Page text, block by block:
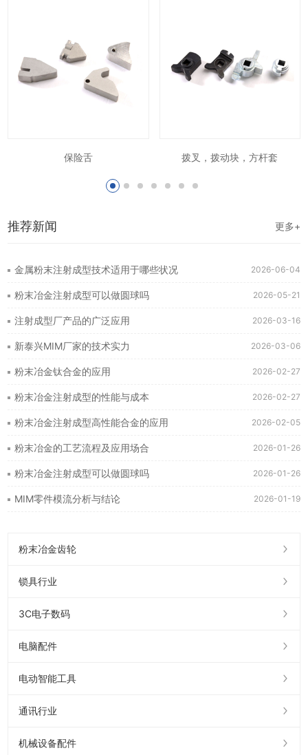
保险舌 拨叉，拨动块，方杆套
推荐新闻 更多+
2026-06-04
金属粉末注射成型技术适用于哪些状况
2026-05-21
粉末冶金注射成型可以做圆球吗
2026-03-16
注射成型厂产品的广泛应用
2026-03-06
新泰兴MIM厂家的技术实力
2026-02-27
粉末冶金钛合金的应用
2026-02-27
粉末冶金注射成型的性能与成本
2026-02-05
粉末冶金注射成型高性能合金的应用
2026-01-26
粉末冶金的工艺流程及应用场合
2026-01-26
粉末冶金注射成型可以做圆球吗
2026-01-19
MIM零件模流分析与结论
粉末冶金齿轮
锁具行业
3C电子数码
电脑配件
电动智能工具
通讯行业
机械设备配件